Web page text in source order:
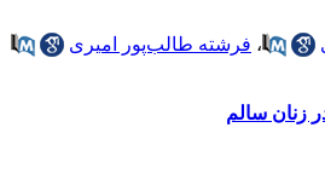
، فرشته طالب‌پور امیری
زنان سالم